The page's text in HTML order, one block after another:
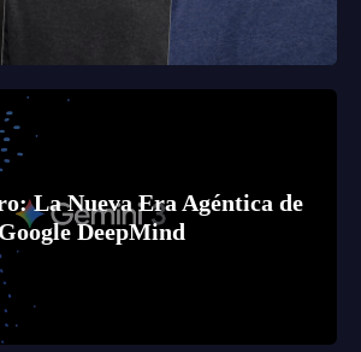
La Nueva Era Agéntica de
Google DeepMind